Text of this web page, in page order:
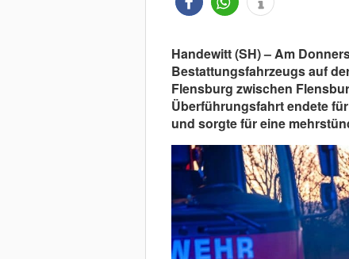
Handewitt (SH) – Am
Bestattungsfahrzeugs auf
Flensburg zwischen
Überführungsfahrt endete
und sorgte für eine